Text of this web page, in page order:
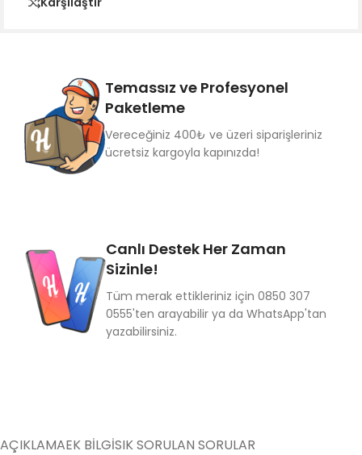
Temassız ve Profesyonel
Paketleme
Vereceğiniz 400₺ ve üzeri siparişleriniz
ücretsiz kargoyla kapınızda!
Canlı Destek Her Zaman
Sizinle!
Tüm merak ettikleriniz için 0850 307
0555'ten arayabilir ya da WhatsApp'tan
yazabilirsiniz.
AÇIKLAMAEK BILGISIK SORULAN SORULAR